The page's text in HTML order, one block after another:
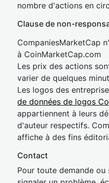
nombre d'actions en
Clause de non-
CompaniesMarketCap
à CoinMarketCap.com
Les prix des actions
varier de quelques
Les logos des
de données de logos
appartiennent à leurs
d'auteur respectifs.
affiche à des fins
Contact
Pour toute demande ou